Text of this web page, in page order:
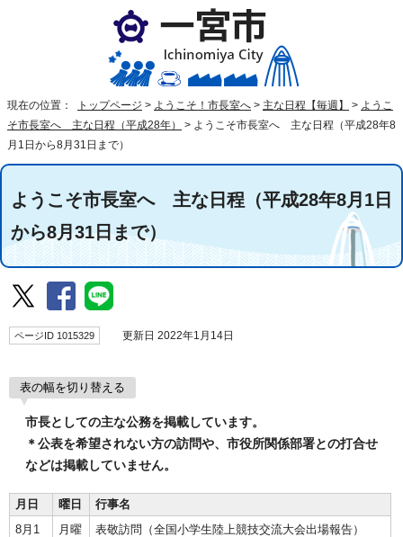
現在の位置： トップページ > ようこそ！市長室へ > 主な日程【毎週】 > ようこ
そ市長室へ 主な日程（平成28年）
> ようこそ市長室へ 主な日程（平成28年8
月1日から8月31日まで）
ようこそ市長室へ 主な日程（平成28年8月1日
から8月31日まで）
ページID 1015329 更新日 2022年1月14日
表の幅を切り替える
市長としての主な公務を掲載しています。
＊公表を希望されない方の訪問や、市役所関係部署との打合せ
などは掲載していません。
月日 曜日
行事名
8月1
月曜
表敬訪問（全国小学生陸上競技交流大会出場報告）